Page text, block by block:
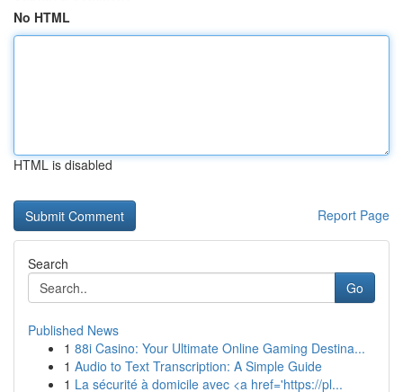
No HTML
HTML is disabled
Report Page
Search
Go
Published News
1 88i Casino: Your Ultimate Online Gaming Destina...
1 Audio to Text Transcription: A Simple Guide
1 La sécurité à domicile avec <a href='https://pl...